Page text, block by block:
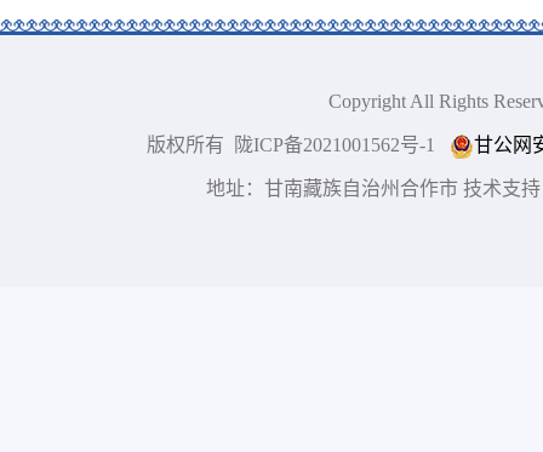
Copyright All Rights
版权所有 陇ICP备2021001562号-1 甘公网
地址：甘南藏族自治州合作市 技术支